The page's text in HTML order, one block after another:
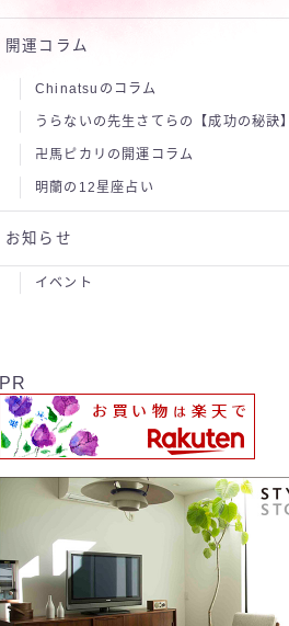
開運コラム
Chinatsuのコラム
うらないの先生さてらの【成功の秘訣】
卍馬ピカリの開運コラム
明蘭の12星座占い
お知らせ
イベント
PR